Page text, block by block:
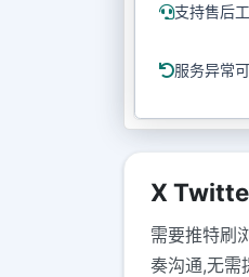
支持售后
服务异常
X
需要推特刷
奏沟通,无需